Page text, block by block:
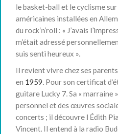
le basket-ball et le cyclisme
américaines installées en
du rock’n’roll : « J’avais
m’était adressé
suis senti heureux ».
Il revient vivre chez ses
en 1959. Pour son certificat
guitare Lucky 7. Sa « marraine
personnel et des œuvres
concerts ; il découvre l Édith
Vincent. Il entend à la radio